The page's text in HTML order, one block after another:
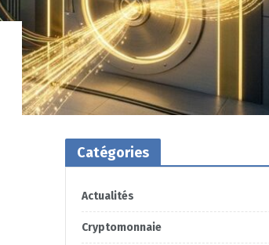
Catégories
Actualités
Cryptomonnaie